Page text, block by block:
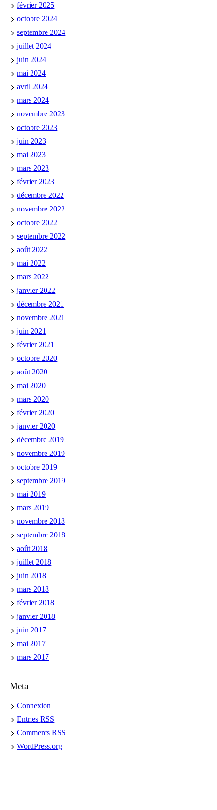
février 2025
octobre 2024
septembre 2024
juillet 2024
juin 2024
mai 2024
avril 2024
mars 2024
novembre 2023
octobre 2023
juin 2023
mai 2023
mars 2023
février 2023
décembre 2022
novembre 2022
octobre 2022
septembre 2022
août 2022
mai 2022
mars 2022
janvier 2022
décembre 2021
novembre 2021
juin 2021
février 2021
octobre 2020
août 2020
mai 2020
mars 2020
février 2020
janvier 2020
décembre 2019
novembre 2019
octobre 2019
septembre 2019
mai 2019
mars 2019
novembre 2018
septembre 2018
août 2018
juillet 2018
juin 2018
mars 2018
février 2018
janvier 2018
juin 2017
mai 2017
mars 2017
Meta
Connexion
EntriesRSS
CommentsRSS
WordPress.org